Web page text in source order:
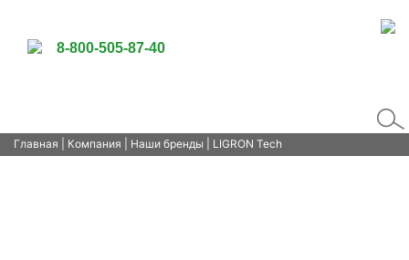
8-800-505-87-40
Главная Компания Наши бренды | LIGRON Tech